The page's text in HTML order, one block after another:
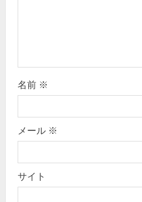
n
名前 ※
メール ※
サイト